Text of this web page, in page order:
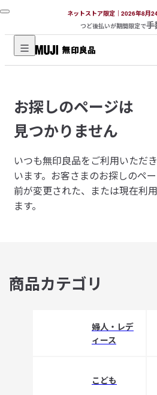
ネットストア限定｜2026年8月
つど後払いが期間限定で手
無
品
ネ
ッ
ト
ス
ト
ア
お探しのページは
見つかりません
いつも無印良品をご利用いただ
います。 お客さまのお探しのペ
前が変更された、または現在利
ます。
商品カテゴリ
婦人・レデ
ィース
こども